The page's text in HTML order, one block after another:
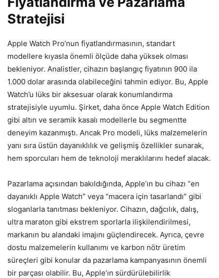
Stratejisi
Apple Watch Pro’nun fiyatlandırmasının, standart
modellere kıyasla önemli ölçüde daha yüksek olması
bekleniyor. Analistler, cihazın başlangıç fiyatının 900 ila
1.000 dolar arasında olabileceğini tahmin ediyor. Bu, Apple
Watch’u lüks bir aksesuar olarak konumlandırma
stratejisiyle uyumlu. Şirket, daha önce Apple Watch Edition
gibi altın ve seramik kasalı modellerle bu segmentte
deneyim kazanmıştı. Ancak Pro modeli, lüks malzemelerin
yanı sıra üstün dayanıklılık ve gelişmiş özellikler sunarak,
hem sporcuları hem de teknoloji meraklılarını hedef alacak.
Pazarlama açısından bakıldığında, Apple’ın bu cihazı “en
dayanıklı Apple Watch” veya “macera için tasarlandı” gibi
sloganlarla tanıtması bekleniyor. Cihazın, dağcılık, dalış,
ultra maraton gibi ekstrem sporlarla ilişkilendirilmesi,
markanın bu alandaki imajını güçlendirecek. Ayrıca, çevre
dostu malzemelerin kullanımı ve karbon nötr üretim
süreçleri gibi konular da pazarlama kampanyasının önemli
bir parçası olabilir. Bu, Apple’ın sürdürülebilirlik